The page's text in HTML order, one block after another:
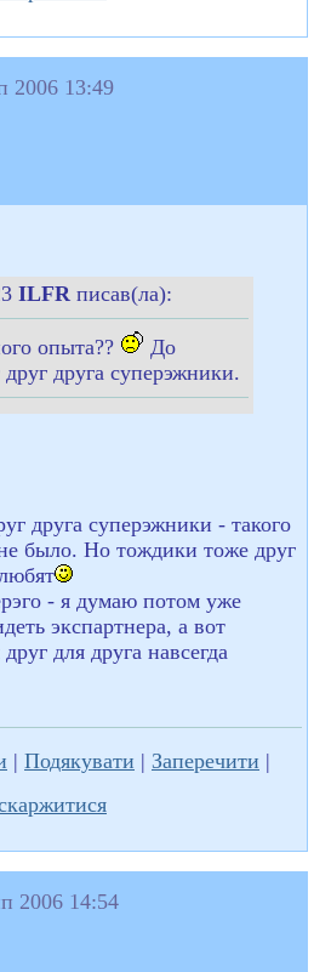
2006 13:49
ILFR писав(ла):
опыта??
До
друга суперэжники.
друга суперэжники - такого
было. Но тождики тоже друг
- я думаю потом уже
экспартнера, а вот
для друга навсегда
| Подякувати | Заперечити |
2006 14:54